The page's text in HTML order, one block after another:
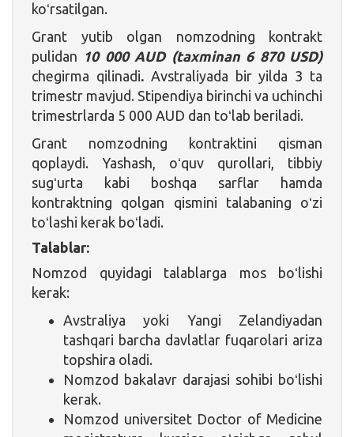
koʻrsatilgan.
Grant yutib olgan nomzodning kontrakt
pulidan 10 000 AUD (taxminan 6 870 USD)
chegirma qilinadi. Avstraliyada bir yilda 3 ta
trimestr mavjud. Stipendiya birinchi va uchinchi
trimestrlarda 5 000 AUD dan toʻlab beriladi.
Grant nomzodning kontraktini qisman
qoplaydi. Yashash, oʻquv qurollari, tibbiy
sugʻurta kabi boshqa sarflar hamda
kontraktning qolgan qismini talabaning oʻzi
toʻlashi kerak boʻladi.
Talablar:
Nomzod quyidagi talablarga mos boʻlishi
kerak:
Avstraliya yoki Yangi Zelandiyadan
tashqari barcha davlatlar fuqarolari ariza
topshira oladi.
Nomzod bakalavr darajasi sohibi boʻlishi
kerak.
Nomzod universitet Doctor of Medicine